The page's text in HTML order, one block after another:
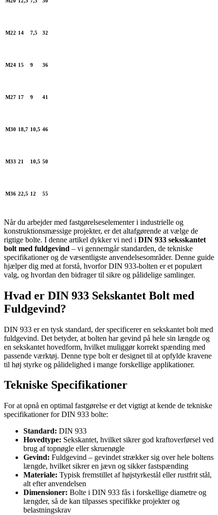
M22 14 7,5 32
M24 15 9 36
M27 17 9 41
M30 18,7 10,5 46
M33 21 10,5 50
M36 22,5 12 55
Når du arbejder med fastgørelseselementer i industrielle og
konstruktionsmæssige projekter, er det altafgørende at vælge de
rigtige bolte. I denne artikel dykker vi ned i DIN 933 seksskantet
bolt med fuldgevind – vi gennemgår standarden, de tekniske
specifikationer og de væsentligste anvendelsesområder. Denne guide
hjælper dig med at forstå, hvorfor DIN 933-bolten er et populært
valg, og hvordan den bidrager til sikre og pålidelige samlinger.
Hvad er DIN 933 Sekskantet Bolt med
Fuldgevind?
DIN 933 er en tysk standard, der specificerer en sekskantet bolt med
fuldgevind. Det betyder, at bolten har gevind på hele sin længde og
en sekskantet hovedform, hvilket muliggør korrekt spænding med
passende værktøj. Denne type bolt er designet til at opfylde kravene
til høj styrke og pålidelighed i mange forskellige applikationer.
Tekniske Specifikationer
For at opnå en optimal fastgørelse er det vigtigt at kende de tekniske
specifikationer for DIN 933 bolte:
Standard: DIN 933
Hovedtype: Sekskantet, hvilket sikrer god kraftoverførsel ved
brug af topnøgle eller skruenøgle
Gevind: Fuldgevind – gevindet strækker sig over hele boltens
længde, hvilket sikrer en jævn og sikker fastspænding
Materiale: Typisk fremstillet af højstyrkestål eller rustfrit stål,
alt efter anvendelsen
Dimensioner: Bolte i DIN 933 fås i forskellige diametre og
længder, så de kan tilpasses specifikke projekter og
belastningskrav